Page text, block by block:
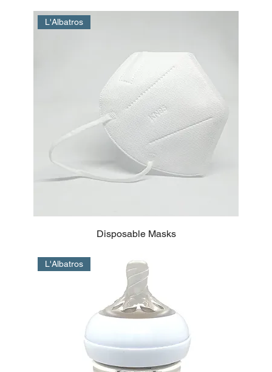
L'Albatros
Disposable Masks
L'Albatros